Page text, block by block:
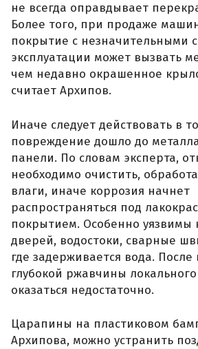
не всегда оправдывает
Более того, при продаже
покрытие с незначительными
эксплуатации может вызвать
чем недавно окрашенное
считает Архипов.
Иначе следует действовать в
повреждение дошло до
панели. По словам эксперта,
необходимо очистить,
влаги, иначе коррозия начнет
распространяться под
покрытием. Особенно уязвимы
дверей, водостоки, сварные
где задерживается вода. После
глубокой ржавчины
оказаться недостаточно.
Царапины на пластиковом
Архипова, можно устранить